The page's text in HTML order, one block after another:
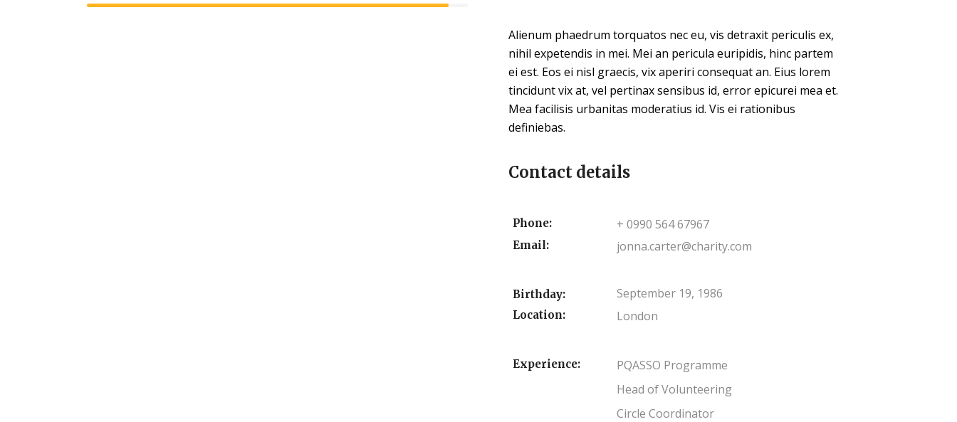
Alienum phaedrum torquatos nec eu, vis detraxit periculis ex,
nihil expetendis in mei. Mei an pericula euripidis, hinc partem
ei est. Eos ei nisl graecis, vix aperiri consequat an. Eius lorem
tincidunt vix at, vel pertinax sensibus id, error epicurei mea et.
Mea facilisis urbanitas moderatius id. Vis ei rationibus
definiebas.
Contact details
Phone:
Email:
Birthday:
Location:
Experience:
+ 0990 564 67967
jonna.carter@charity.com
September 19, 1986
London
PQASSO Programme
Head of Volunteering
Circle Coordinator